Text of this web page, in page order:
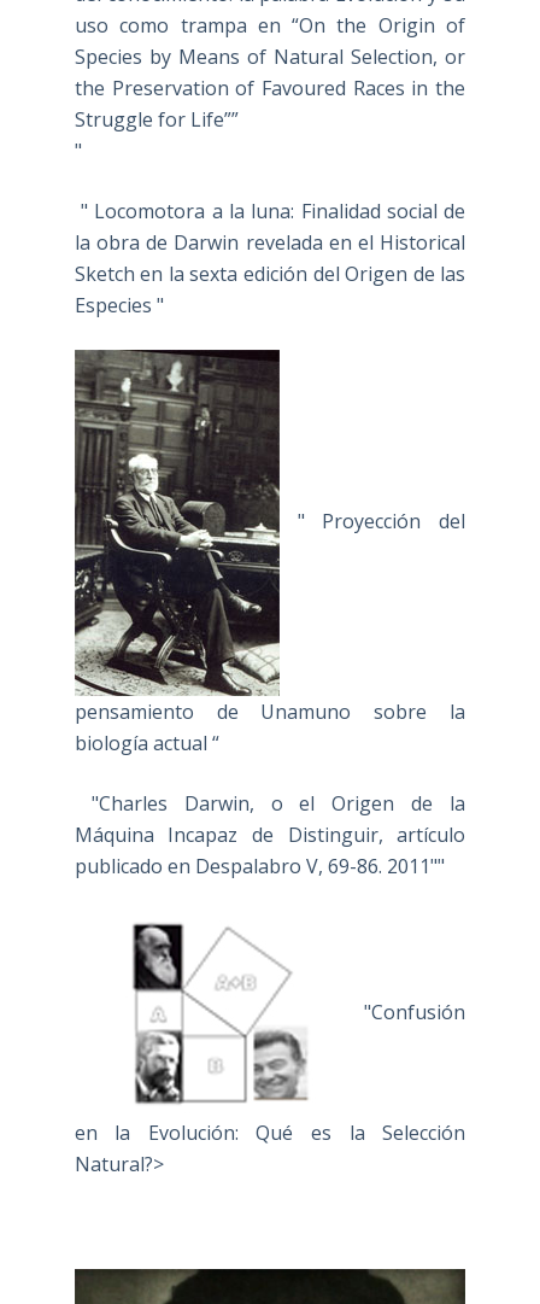
uso como trampa en “On the Origin of
Species by Means of Natural Selection, or
the Preservation of Favoured Races in the
Struggle for Life””
"
" Locomotora a la luna: Finalidad social de
la obra de Darwin revelada en el Historical
Sketch en la sexta edición del Origen de las
Especies "
" Proyección del
pensamiento de Unamuno sobre la
biología actual “
"Charles Darwin, o el Origen de la
Máquina Incapaz de Distinguir, artículo
publicado en Despalabro V, 69-86. 2011""
"Confusión
en la Evolución: Qué es la Selección
Natural?>